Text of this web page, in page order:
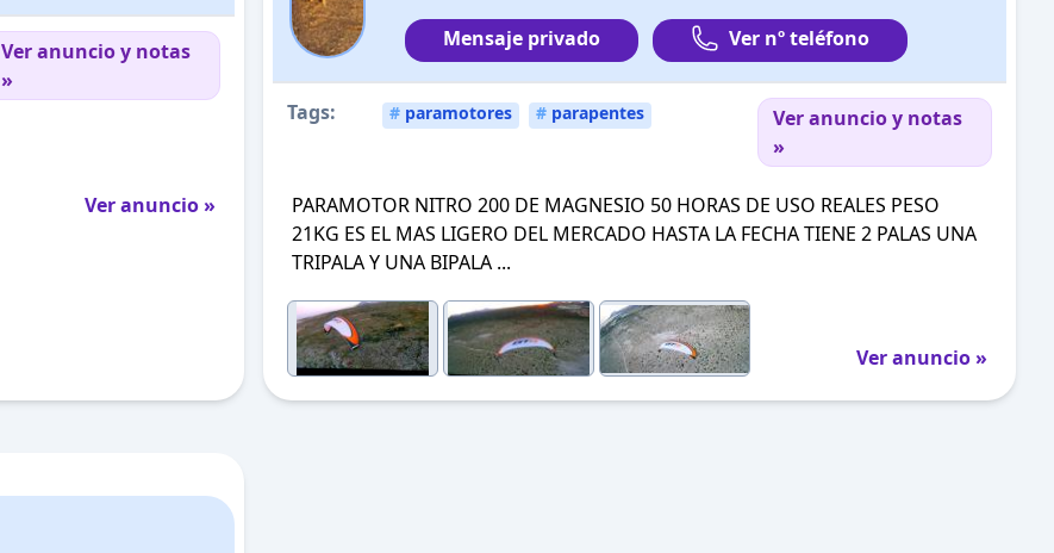
Ver anuncio y notas
»
Ver anuncio »
Mensaje privado Ver nº teléfono
Tags: #paramotores #parapentes
Ver anuncio y notas
»
PARAMOTOR NITRO 200 DE MAGNESIO 50 HORAS DE USO REALES PESO
21KG ES EL MAS LIGERO DEL MERCADO HASTA LA FECHA TIENE 2 PALAS UNA
TRIPALA Y UNA BIPALA ...
Ver anuncio »